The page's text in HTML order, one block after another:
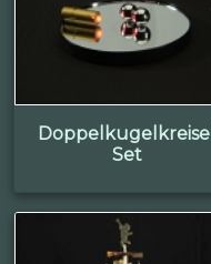
Doppelkugelkreisel
Set